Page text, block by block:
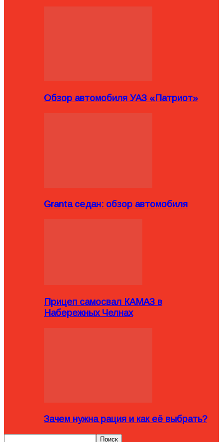
Обзор автомобиля УАЗ «Патриот»
Granta седан: обзор автомобиля
Прицеп самосвал КАМАЗ в
Набережных Челнах
Зачем нужна рация и как её выбрать?